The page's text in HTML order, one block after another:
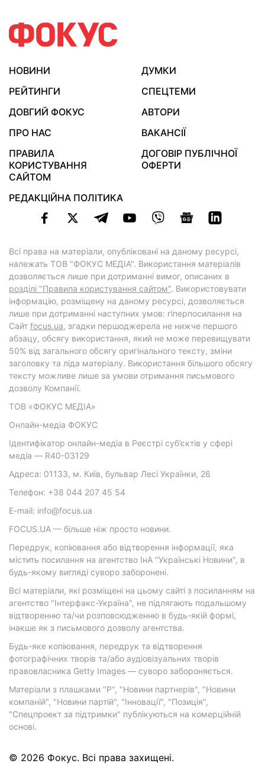
НОВИНИ
ДУМКИ
РЕЙТИНГИ
СПЕЦТЕМИ
ДОВГИЙ ФОКУС
АВТОРИ
ПРО НАС
ВАКАНСІЇ
ПРАВИЛА
КОРИСТУВАННЯ
САЙТОМ
ДОГОВІР ПУБЛІЧНОЇ
ОФЕРТИ
РЕДАКЦІЙНА ПОЛІТИКА
Всі права на матеріали, опубліковані на даному ресурсі,
належать ТОВ "ФОКУС МЕДІА". Використання матеріалів
дозволяється лише при дотриманні вимог, описаних в
розділі "Правила користування сайтом". Використовувати
інформацію, розміщену на даному ресурсі, дозволяється
лише при дотриманні наступних умов: гіперпосилання на
Cайт focus.ua, згадки першоджерела не нижче першого
абзацу, обсягу використання, який не може перевищувати
50% від загального обсягу оригінального тексту, зміни
заголовку та ліда матеріалу. Використання більшого обсягу
тексту можливе лише за умови отримання письмового
дозволу Компанії.
ТОВ «ФОКУС МЕДІА»
Онлайн-медіа ФОКУС
Ідентифікатор онлайн-медіа в Реєстрі суб’єктів у сфері
медіа — R40-03129
Адреса: 01133, м. Київ, бульвар Лесі Українки, 26
Телефон: +38 044 207 45 54
E-mail: info@focus.ua
FOCUS.UA — більше ніж просто новини.
Передрук, копіювання або відтворення інформації, яка
містить посилання на агентство ІнА "Українські Новини", в
будь-якому вигляді суворо заборонені.
Всі матеріали, які розміщені на цьому сайті з посиланням на
агентство "Інтерфакс-Україна", не підлягають подальшому
відтворенню та/чи розповсюдженню в будь-якій формі,
інакше як з письмового дозволу агентства.
Будь-яке копіювання, передрук та відтворення
фотографічних творів та/або аудіовізуальних творів
правовласника Getty Images — суворо забороняється.
Матеріали з плашками "Р", "Новини партнерів", "Новини
компаній", "Новини партій", "Інновації", "Позиція",
"Спецпроект за підтримки" публікуються на комерційній
основі.
© 2026 Фокус. Всі права захищені.